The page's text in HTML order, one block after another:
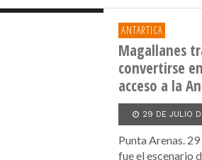
ANTARTICA
Magallanes
convertirse
acceso a la
29 DE JULIO
Punta Arenas.
fue el escenario